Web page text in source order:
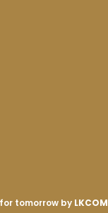
for tomorrow by LKCOM